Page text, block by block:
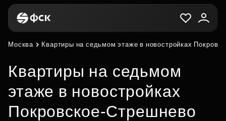
Москва Квартиры на седьмом этаже в новостройках
Квартиры на седьмом
этаже в новостройках
Покровское-Стрешнево